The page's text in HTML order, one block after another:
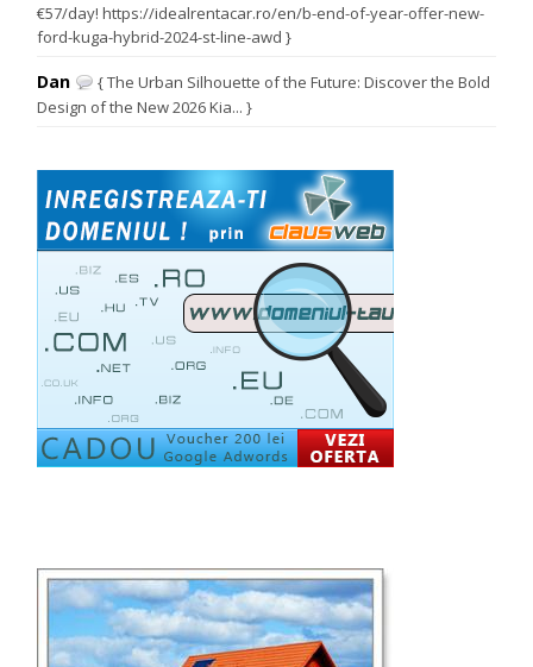
€57/day! https://idealrentacar.ro/en/b-end-of-year-offer-new-
ford-kuga-hybrid-2024-st-line-awd }
Dan
{ The Urban Silhouette of the Future: Discover the Bold
Design of the New 2026 Kia... }